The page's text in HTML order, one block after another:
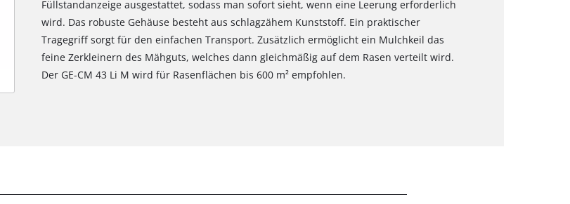
Füllstandanzeige ausgestattet, sodass man sofort sieht, wenn eine Leerung erforderlich
wird. Das robuste Gehäuse besteht aus schlagzähem Kunststoff. Ein praktischer
Tragegriff sorgt für den einfachen Transport. Zusätzlich ermöglicht ein Mulchkeil das
feine Zerkleinern des Mähguts, welches dann gleichmäßig auf dem Rasen verteilt wird.
Der GE-CM 43 Li M wird für Rasenflächen bis 600 m² empfohlen.